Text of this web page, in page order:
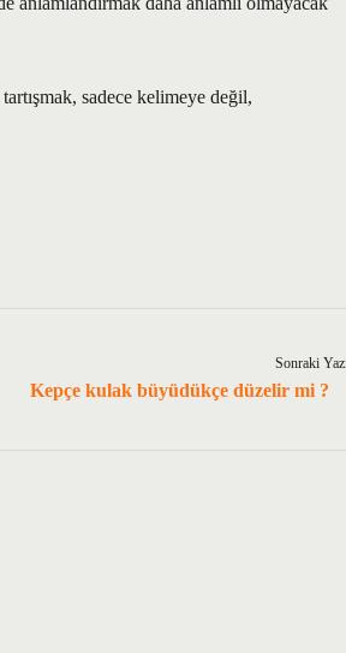
sadece kelimeye değil,
Sonraki
Kepçe kulak büyüdükçe düzelir mi ?